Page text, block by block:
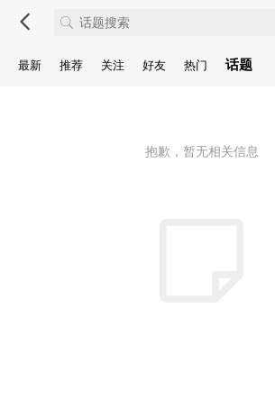
最新 推荐 关注 好友 热门 话题
抱歉，暂无相关信息